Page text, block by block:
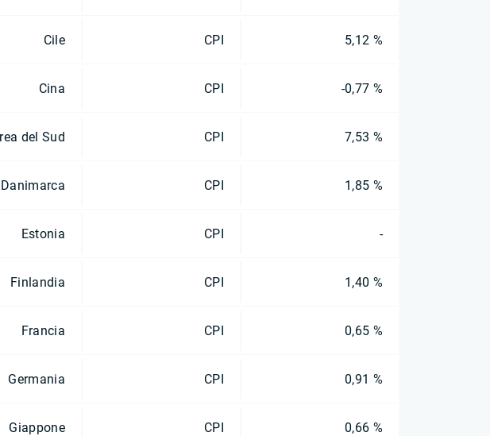
Cile CPI 5,12 %
Cina CPI -0,77 %
del Sud CPI 7,53 %
Danimarca CPI 1,85 %
Estonia CPI -
Finlandia CPI 1,40 %
Francia CPI 0,65 %
Germania CPI 0,91 %
Giappone CPI 0,66 %